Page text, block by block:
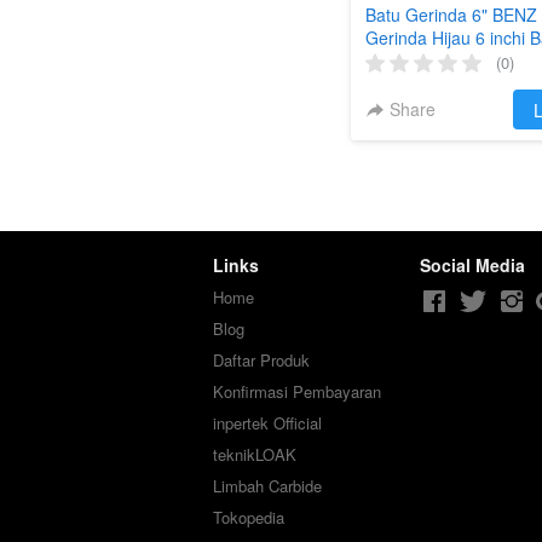
Batu Gerinda 6" BENZ
Gerinda Hijau 6 inchi
Gerinda Duduk 150
(0)
Share `
Links
Home
Blog
Daftar Produk
Konfirmasi Pembayaran
inpertek Official
teknikLOAK
Limbah Carbide
Tokopedia
Social Media